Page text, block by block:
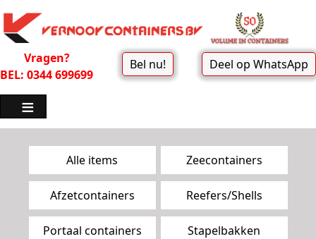
Vragen?
BEL: 0344 699699
Bel nu! Deel op WhatsApp
Zoekpagina menu
Alle items Zeecontainers
Afzetcontainers Reefers/Shells
Portaal containers Stapelbakken